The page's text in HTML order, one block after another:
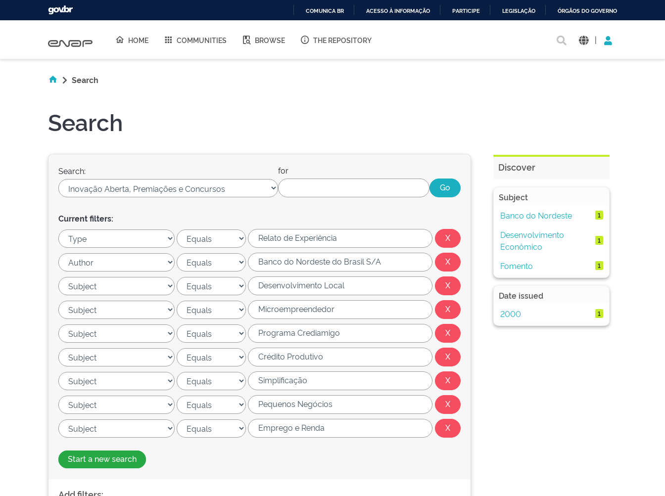
O
COMUNICA BR ACESSO À INFORMAÇÃO PARTICIPE LEGISLAÇÃO ÓRGÃOS DO GOVERNO
HOME COMMUNITIES BROWSE THE REPOSITORY |
Search
Search
Search: for
Current filters:
Start a new search
Discover
Subject
Banco do Nordeste
1
Desenvolvimento
Econômico
1
Fomento 1
Date issued
2000
1